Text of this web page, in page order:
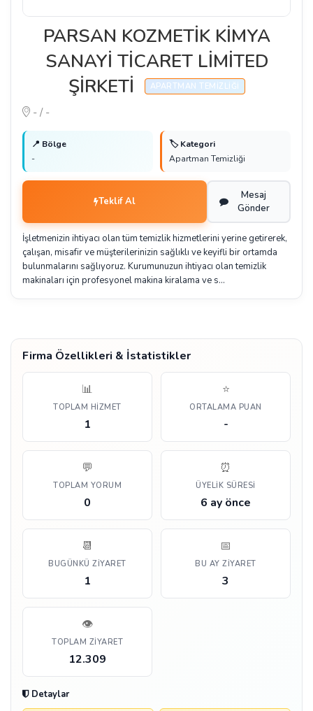
PARSAN KOZMETİK KİMYA
SANAYİ TİCARET LİMİTED
ŞİRKETİ
APARTMAN TEMIZLIĞI
- / -
📍 Bölge
-
🏷️ Kategori
Apartman Temizliği
Teklif Al
Mesaj
Gönder
İşletmenizin ihtiyacı olan tüm temizlik hizmetlerini yerine getirerek,
çalışan, misafir ve müşterilerinizin sağlıklı ve keyifli bir ortamda
bulunmalarını sağlıyoruz. Kurumunuzun ihtiyacı olan temizlik
makinaları için profesyonel makina kiralama ve s…
Firma Özellikleri & İstatistikler
📊
TOPLAM HIZMET
1
⭐
ORTALAMA PUAN
-
💬
TOPLAM YORUM
0
⏰
ÜYELIK SÜRESI
6 ay önce
📆
BUGÜNKÜ ZIYARET
1
📅
BU AY ZIYARET
3
👁️
TOPLAM ZIYARET
12.309
Detaylar